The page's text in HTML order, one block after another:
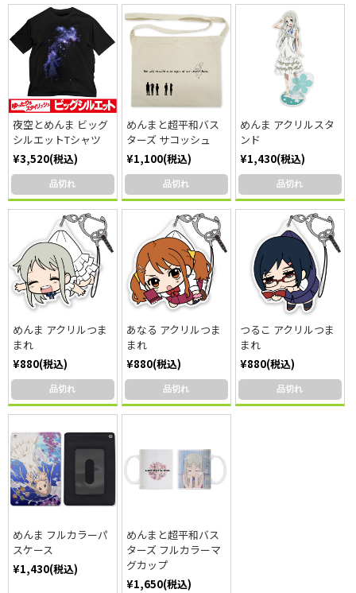
夜空とめんま ビッグ
シルエットTシャツ
¥3,520(税込)
品切れ
めんまと超平和バス
ターズ サコッシュ
¥1,100(税込)
品切れ
めんま アクリルスタ
ンド
¥1,430(税込)
品切れ
めんま アクリルつま
まれ
¥880(税込)
品切れ
あなる アクリルつま
まれ
¥880(税込)
品切れ
つるこ アクリルつま
まれ
¥880(税込)
品切れ
めんま フルカラーパ
スケース
¥1,430(税込)
めんまと超平和バス
ターズ フルカラーマ
グカップ
¥1,650(税込)